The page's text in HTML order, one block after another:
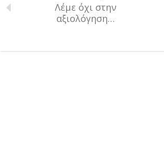
Λέμε όχι στην
αξιολόγηση…